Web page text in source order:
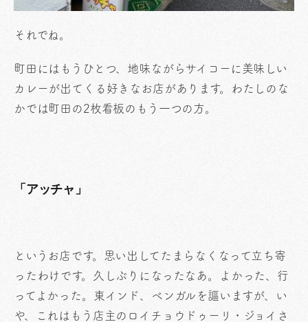
それでね。
町田にはもうひとつ、地味ながらサイコーに美味しい
カレーが出てくる好きなお店があります。わたしのな
かでは町田の2枚看板のもう一つの方。
「アッチャ」
というお店です。思い出してたまらなくなって立ち寄
ったわけです。久しぶりになったなあ。よかった、行
ってよかった。東インド、ベンガルを謳いますが、い
や、これはもう店主のロイチョウドゥーリ・ジョイさ